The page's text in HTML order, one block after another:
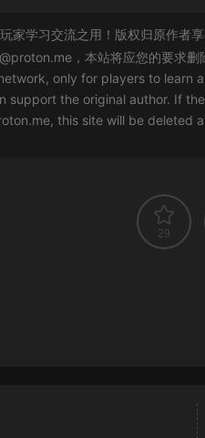
家学习交流之用！版权归原作者
，本站将应您的要求删
only for players to
support the original author. If
, this site will be deleted
29